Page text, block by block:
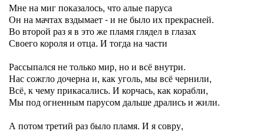
Мне на миг показалось, что алые паруса
Он на мачтах вздымает - и не было их прекрасней.
Во второй раз я в это же пламя глядел в глазах
Своего короля и отца. И тогда на части
Рассыпался не только мир, но и всё внутри.
Нас сожгло дочерна и, как уголь, мы всё чернили,
Всё, к чему прикасались. И корчась, как корабли,
Мы под огненным парусом дальше дрались и жили.
А потом третий раз было пламя. И я совру,